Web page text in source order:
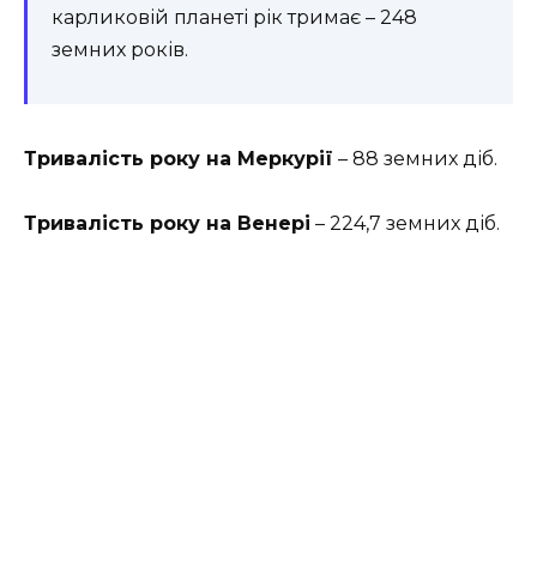
карликовій планеті рік тримає – 248
земних років.
Тривалість року на Меркурії – 88 земних діб.
Тривалість року на Венері – 224,7 земних діб.